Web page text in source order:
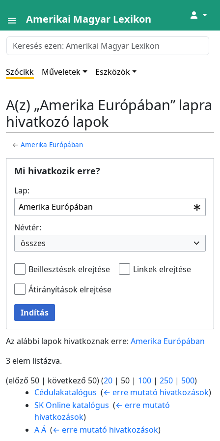
Amerikai Magyar Lexikon ↓
Szócikk Műveletek Eszközök
A(z) „Amerika Európában” lapra
hivatkozó lapok
←Amerika Európában
Mi hivatkozik erre?
Lap:
Névtér:
összes
Beillesztések elrejtése
Linkek elrejtése
Átirányítások elrejtése
Indítás
Az alábbi lapok hivatkoznak erre: Amerika Európában
3 elem listázva.
(előző 50 | következő 50) (20 | 50 | 100 | 250 | 500)
Cédulakatalógus (← erre mutató hivatkozások)
SK Online katalógus (← erre mutató
hivatkozások)
A Á‎ (← erre mutató hivatkozások)